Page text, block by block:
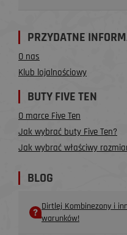
PRZYDATNE
O nas
Klub lojalnościowy
BUTY FIVE TEN
O marce Five Ten
Jak wybrać buty Five Ten?
Jak wybrać właściwy
BLOG
Dirtlej Kombinezony i
warunków!